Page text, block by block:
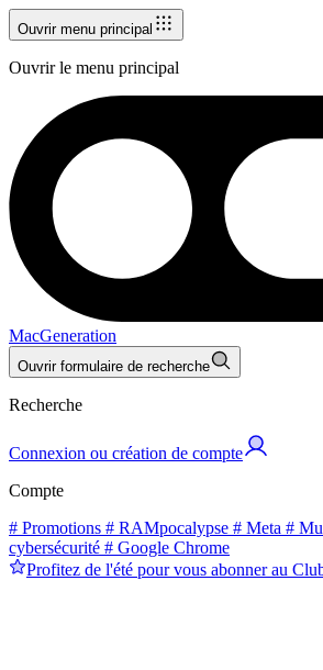
Ouvrir menu principal
Ouvrir le menu principal
MacGeneration
Ouvrir formulaire de recherche
Recherche
Connexion ou création de compte
Compte
# Promotions # RAMpocalypse # Meta #
cybersécurité # Google Chrome
Profitez de l'été pour vous abonner au